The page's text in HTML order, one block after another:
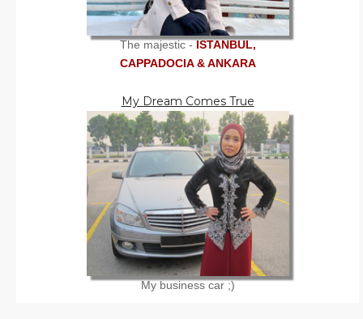
The majestic -ISTANBUL,
CAPPADOCIA & ANKARA
My Dream Comes True
My business car ;)